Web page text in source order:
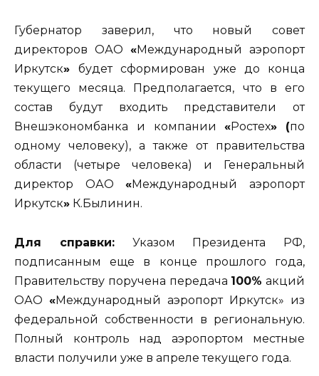
Губернатор заверил, что новый совет
директоров ОАО «Международный аэропорт
Иркутск»будет сформирован уже до конца
текущего месяца. Предполагается, что в его
состав будут входить представители от
Внешэкономбанка и компании«Ростех» (по
одному человеку), а также от правительства
области (четыре человека) и Генеральный
директор ОАО«Международный аэропорт
Иркутск» К.Былинин.
Для справки:Указом Президента РФ,
подписанным еще в конце прошлого года,
Правительству поручена передача 100% акций
ОАО «Международный аэропорт Иркутск» из
федеральной собственности в региональную.
Полный контроль над аэропортом местные
власти получили уже в апреле текущего года.